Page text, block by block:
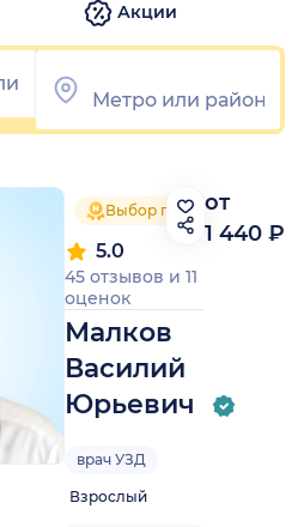
Акции
Выбор пациентов 2025
Малков
Василий
Юрьевич
5.0
45 отзывов и 11
оценок
врач УЗД
Взрослый
от
1 440 ₽